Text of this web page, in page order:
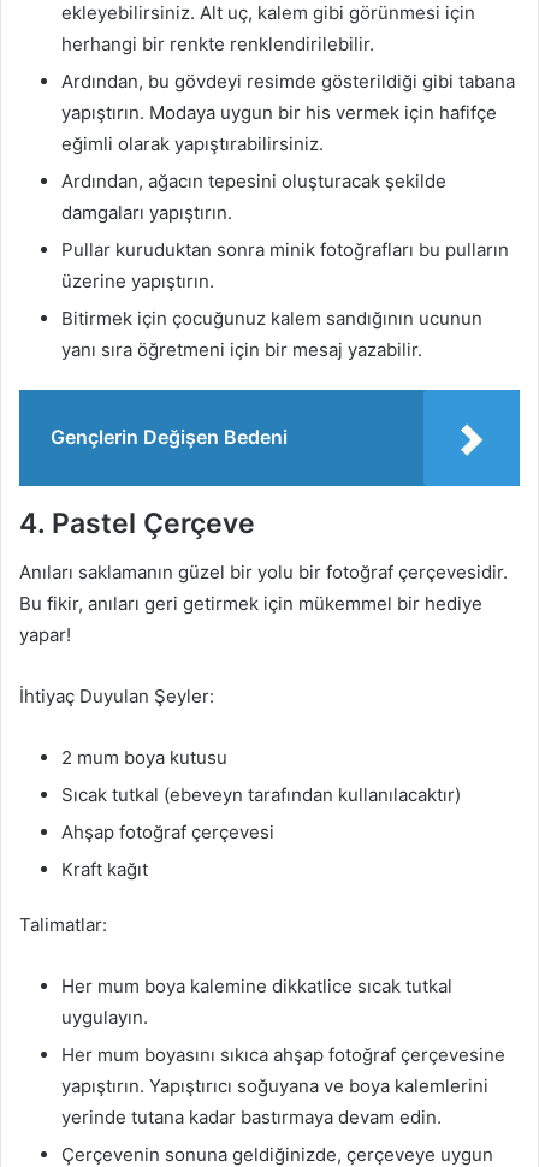
ekleyebilirsiniz. Alt uç, kalem gibi görünmesi için
herhangi bir renkte renklendirilebilir.
Ardından, bu gövdeyi resimde gösterildiği gibi tabana
yapıştırın. Modaya uygun bir his vermek için hafifçe
eğimli olarak yapıştırabilirsiniz.
Ardından, ağacın tepesini oluşturacak şekilde
damgaları yapıştırın.
Pullar kuruduktan sonra minik fotoğrafları bu pulların
üzerine yapıştırın.
Bitirmek için çocuğunuz kalem sandığının ucunun
yanı sıra öğretmeni için bir mesaj yazabilir.
Gençlerin Değişen Bedeni
4. Pastel Çerçeve
Anıları saklamanın güzel bir yolu bir fotoğraf çerçevesidir.
Bu fikir, anıları geri getirmek için mükemmel bir hediye
yapar!
İhtiyaç Duyulan Şeyler:
2 mum boya kutusu
Sıcak tutkal (ebeveyn tarafından kullanılacaktır)
Ahşap fotoğraf çerçevesi
Kraft kağıt
Talimatlar:
Her mum boya kalemine dikkatlice sıcak tutkal
uygulayın.
Her mum boyasını sıkıca ahşap fotoğraf çerçevesine
yapıştırın. Yapıştırıcı soğuyana ve boya kalemlerini
yerinde tutana kadar bastırmaya devam edin.
Çerçevenin sonuna geldiğinizde, çerçeveye uygun